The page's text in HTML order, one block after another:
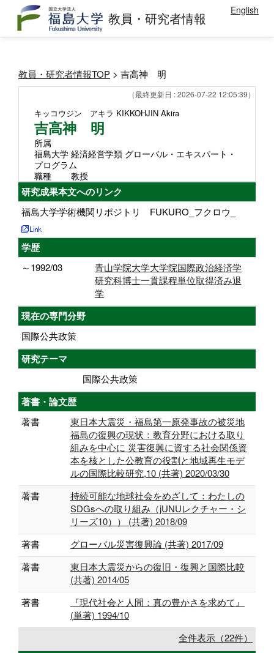
教員・研究者情報 English
教員・研究者情報TOP > 吉高神 明
（最終更新日 : 2026-07-22 12:05:39）
キッコウジン アキラ KIKKOHJIN Akira
吉高神 明
所属
福島大学 経済経営学類 グローバル・エキスパート・
プログラム
職種
教授
研究成果本文へのリンク
福島大学学術機関リポジトリ FUKURO_フクロウ_
学歴
～1992/03
青山学院大学大学院国際政治経済学
研究科博士一貫課程単位取得済み退
学
現在の専門分野
国際公共政策
研究テーマ
国際公共政策
著書・論文歴
著書
東日本大震災・福島第一原発事故の被災地
福島の復興の現状：教育分野における取り
組みを中心に 災害復興に資する社会関係資
本を核とした公教育の役割と地域再生モデ
ルの国際比較研究,10 (共著) 2020/03/30
著書
持続可能な地球社会をめざして：わたしの
SDGsへの取り組み（jUNUレクチャー・シ
リーズ10）） (共著) 2018/09
著書
グローバル災害復興論 (共著) 2017/09
著書
東日本大震災からの復旧・復興と国際比較
(共著) 2014/05
著書
『現代社会と人間：真の豊かさを求めて』
(単著) 1994/10
全件表示（22件）